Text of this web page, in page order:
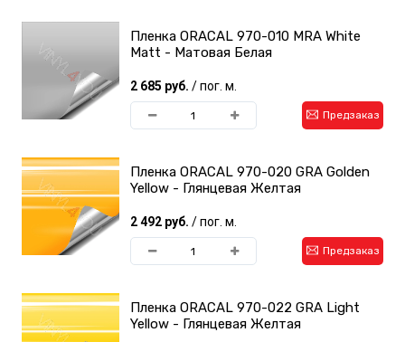
Пленка ORACAL 970-010 MRA White
Matt - Матовая Белая
2 685 руб. / пог. м.
Предзаказ
Пленка ORACAL 970-020 GRA Golden
Yellow - Глянцевая Желтая
2 492 руб. / пог. м.
Предзаказ
Пленка ORACAL 970-022 GRA Light
Yellow - Глянцевая Желтая